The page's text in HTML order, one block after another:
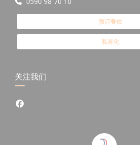
预订餐位
私有化
关注我们
Facebook ((在新窗口中打开))